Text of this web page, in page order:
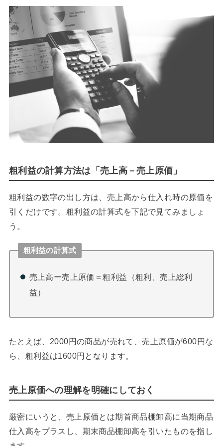
粗利益の計算方法は「売上高－売上原価」
粗利益の数字の出し方は、売上高から仕入れ時の原価を
引くだけです。 粗利益の計算式を下記で見てみましょ
う。
粗利益の計算式
売上高ー売上原価＝粗利益（粗利、売上総利
益）
たとえば、2000円の商品が売れて、売上原価が600円な
ら、粗利益は1600円となります。
売上原価への理解を明確にしておく
厳密にいうと、売上原価とは期首商品棚卸高に当期商品
仕入高をプラスし、期末商品棚卸高を引いたものを指し